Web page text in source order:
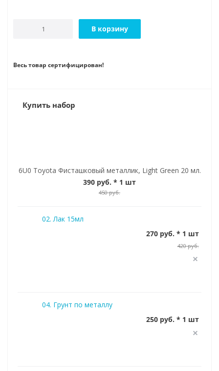
В корзину
Весь товар сертифицирован!
Купить набор
6U0 Toyota Фисташковый металлик, Light Green 20 мл.
390 руб. * 1 шт
450 руб.
02. Лак 15мл
270 руб. * 1 шт
420 руб.
04. Грунт по металлу
250 руб. * 1 шт